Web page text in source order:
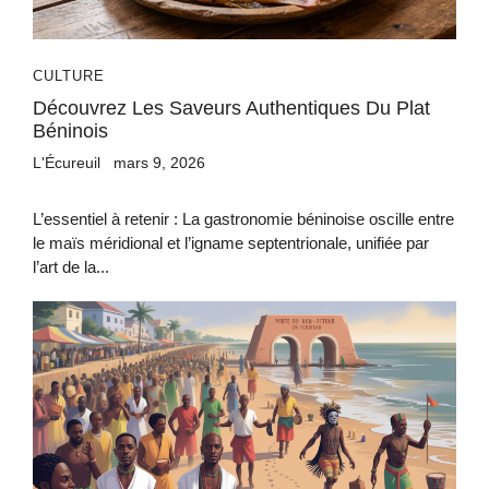
CULTURE
Découvrez Les Saveurs Authentiques Du Plat
Béninois
L'Écureuil mars 9, 2026
L’essentiel à retenir : La gastronomie béninoise oscille entre
le maïs méridional et l’igname septentrionale, unifiée par
l’art de la...